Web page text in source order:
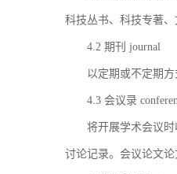
科技丛书、科技专著
4.2 期刊 journal
以定期或不定期
4.3 会议录
将开展学术会议
讨论记录。会议论文